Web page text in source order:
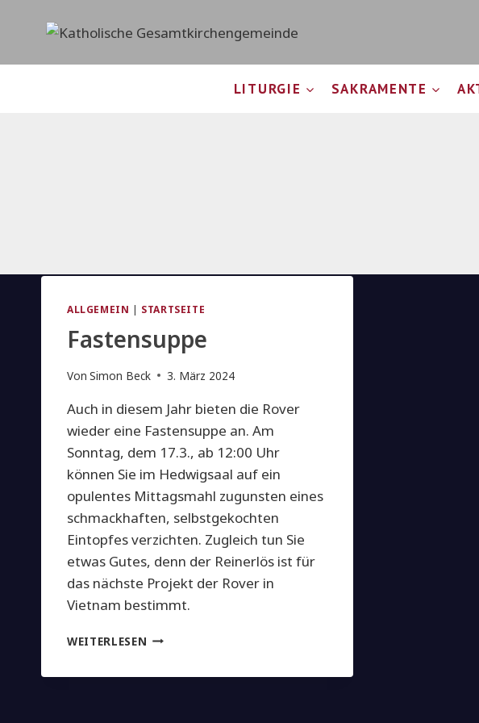
LITURGIE SAKRAMENTE
ALLGEMEIN | STARTSEITE
Fastensuppe
Von Simon Beck 3. März 2024
Auch in diesem Jahr bieten die Rover
wieder eine Fastensuppe an. Am
Sonntag, dem 17.3., ab 12:00 Uhr
können Sie im Hedwigsaal auf ein
opulentes Mittagsmahl zugunsten eines
schmackhaften, selbstgekochten
Eintopfes verzichten. Zugleich tun Sie
etwas Gutes, denn der Reinerlös ist für
das nächste Projekt der Rover in
Vietnam bestimmt.
WEITERLESEN FASTENSUPPE